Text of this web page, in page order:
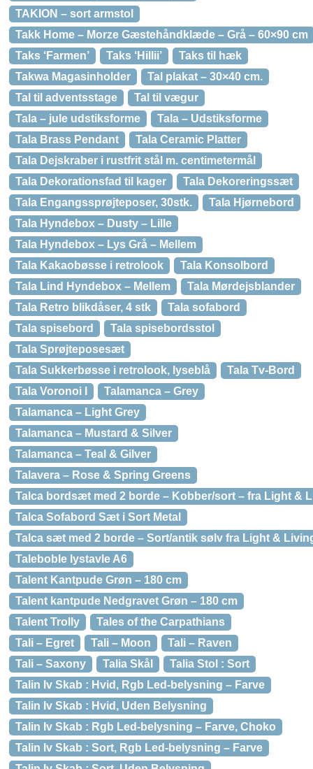
TAKION – sort armstol
Takk Home – Morze Gæstehåndklæde – Grå – 60×90 cm
Taks ‘Farmen’
Taks ‘Hillii’
Taks til hæk
Takwa Magasinholder
Tal plakat – 30×40 cm.
Tal til adventsstage
Tal til vægur
Tala – jule udstiksforme
Tala – Udstiksforme
Tala Brass Pendant
Tala Ceramic Platter
Tala Dejskraber i rustfrit stål m. centimetermål
Tala Dekorationsfad til kager
Tala Dekoreringssæt
Tala Engangssprøjteposer, 30stk.
Tala Hjørnebord
Tala Hyndebox – Dusty – Lille
Tala Hyndebox – Lys Grå – Mellem
Tala Kakaobøsse i retrolook
Tala Konsolbord
Tala Lind Hyndebox – Mellem
Tala Mørdejsblander
Tala Retro blikdåser, 4 stk
Tala sofabord
Tala spisebord
Tala spisebordsstol
Tala Sprøjteposesæt
Tala Sukkerbøsse i retrolook, lyseblå
Tala Tv-Bord
Tala Voronoi I
Talamanca – Grey
Talamanca – Light Grey
Talamanca – Mustard & Silver
Talamanca – Teal & Gilver
Talavera – Rose & Spring Greens
Talca bordsæt med 2 borde – Kobber/sort – fra Light &
Talca Sofabord Sæt i Sort Metal
Talca sæt med 2 borde – Sort/antik sølv fra Light &
Taleboble lystavle A6
Talent Kantpude Grøn – 180 cm
Talent kantpude Nedgravet Grøn – 180 cm
Talent Trolly
Tales of the Carpathians
Tali – Egret
Tali – Moon
Tali – Raven
Tali – Saxony
Talia Skål
Talia Stol : Sort
Talin Iv Skab : Hvid, Rgb Led-belysning – Farve
Talin Iv Skab : Hvid, Uden Belysning
Talin Iv Skab : Rgb Led-belysning – Farve, Choko
Talin Iv Skab : Sort, Rgb Led-belysning – Farve